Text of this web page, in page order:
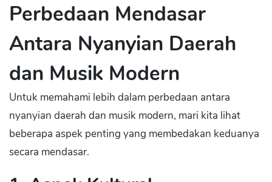
Perbedaan Mendasar
Antara Nyanyian Daerah
dan Musik Modern
Untuk memahami lebih dalam perbedaan antara
nyanyian daerah dan musik modern, mari kita lihat
beberapa aspek penting yang membedakan keduanya
secara mendasar.